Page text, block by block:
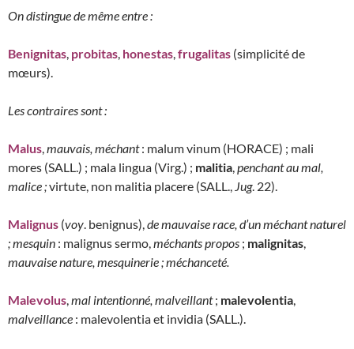
On distingue de même entre :
Benignitas, probitas, honestas,frugalitas (simplicité de
mœurs).
Les contraires sont :
Malus,mauvais, méchant: malum vinum (HORACE) ; mali
mores (SALL.) ; mala lingua (Virg.) ; malitia,penchant au mal,
malice ;virtute, non malitia placere (SALL., Jug. 22).
Malignus (voy. benignus),de mauvaise race, d’un méchant naturel
; mesquin : malignus sermo,méchants propos ; malignitas,
mauvaise nature, mesquinerie ; méchanceté.
Malevolus,mal intentionné, malveillant; malevolentia,
malveillance : malevolentia et invidia (SALL.).